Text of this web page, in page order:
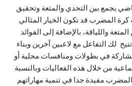
يجمع بين التحدي والمتعة وتحقيق
كرة المضرب قد تكون الخيار المثالي
واللياقة، بالإضافة إلى الفوائد
تتيح لك التفاعل مع لاعبين آخرين وبناء
في بطولات ومنافسات محلية أو
من خلال هذه الفعاليات وبالنسبة
مفيدة جدا في تنمية مهاراتهم